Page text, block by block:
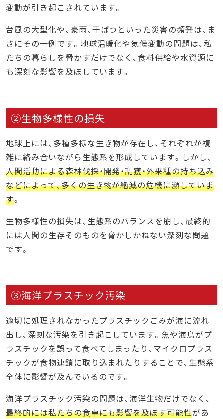
変動が引き起こされています。
台風の大型化や、豪雨、干ばつといった災害の頻発は、ま
さにその一例です。地球温暖化や気候変動の問題は、私
たちの暮らしを脅かすだけでなく、食料供給や水資源に
も深刻な影響を及ぼしています。
②生物多様性の損失
地球上には、多種多様な生き物が存在し、それぞれが複
雑に絡み合いながら生態系を形成しています。しかし、
人間活動による森林伐採・開発・乱獲・外来種の持ち込み
などによって、多くの生き物が絶滅の危機に瀕していま
す。
生物多様性の損失は、生態系のバランスを崩し、最終的
には人間の生存そのものを脅かしかねない深刻な問題
です。
③海洋プラスチック汚染
適切に処理されなかったプラスチックごみが海に流れ
出し、深刻な汚染を引き起こしています。魚や海鳥がプ
ラスチックを誤って食べてしまったり、マイクロプラス
チックが食物連鎖に取り込まれたりすることで、生態系
全体に影響が及んでいるのです。
海洋プラスチック汚染の問題は、海洋生物だけでなく、
最終的には私たちの食卓にも影響を及ぼす可能性があ